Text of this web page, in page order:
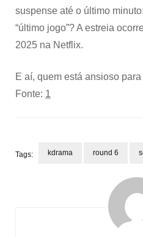
suspense até o último
“último jogo”? A estreia
2025 na Netflix.
E aí, quem está ansioso
Fonte: 1
Tags: kdrama round 6